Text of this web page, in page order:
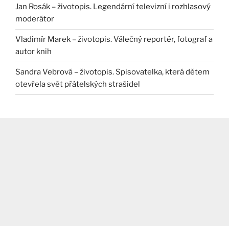
Jan Rosák – životopis. Legendární televizní i rozhlasový
moderátor
Vladimír Marek – životopis. Válečný reportér, fotograf a
autor knih
Sandra Vebrová – životopis. Spisovatelka, která dětem
otevřela svět přátelských strašidel